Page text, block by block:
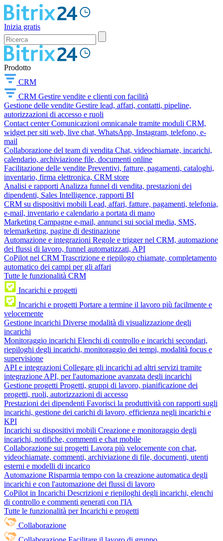
Inizia gratis
Prodotto
CRM
CRM Gestire vendite e clienti con facilità
Gestione delle vendite Gestire lead, affari, contatti, pipeline,
autorizzazioni di accesso e ruoli
Contact center Comunicazioni omnicanale tramite moduli CRM,
widget per siti web, live chat, WhatsApp, Instagram, telefono, e-
mail
Collaborazione del team di vendita Chat, videochiamate, incarichi,
calendario, archiviazione file, documenti online
Facilitazione delle vendite Preventivi, fatture, pagamenti, cataloghi,
inventario, firma elettronica, CRM store
Analisi e rapporti Analizza funnel di vendita, prestazioni dei
dipendenti, Sales Intelligence, rapporti BI
CRM su dispositivi mobili Lead, affari, fatture, pagamenti, telefonia,
e-mail, inventario e calendario a portata di mano
Marketing Campagne e-mail, annunci sui social media, SMS,
telemarketing, pagine di destinazione
Automazione e integrazioni Regole e trigger nel CRM, automazione
dei flussi di lavoro, funnel automatizzati, API
CoPilot nel CRM Trascrizione e riepilogo chiamate, completamento
automatico dei campi per gli affari
Tutte le funzionalità CRM
Incarichi e progetti
Incarichi e progetti Portare a termine il lavoro più facilmente e
velocemente
Gestione incarichi Diverse modalità di visualizzazione degli
incarichi
Monitoraggio incarichi Elenchi di controllo e incarichi secondari,
riepiloghi degli incarichi, monitoraggio dei tempi, modalità focus e
supervisione
API e integrazioni Collegare gli incarichi ad altri servizi tramite
integrazione API, per l'automazione avanzata degli incarichi
Gestione progetti Progetti, gruppi di lavoro, pianificazione dei
progetti, ruoli, autorizzazioni di accesso
Prestazioni dei dipendenti Favorisci la produttività con rapporti sugli
incarichi, gestione dei carichi di lavoro, efficienza negli incarichi e
KPI
Incarichi su dispositivi mobili Creazione e monitoraggio degli
incarichi, notifiche, commenti e chat mobile
Collaborazione sui progetti Lavora più velocemente con chat,
videochiamate, commenti, archiviazione di file, documenti, utenti
esterni e modelli di incarico
Automazione Risparmia tempo con la creazione automatica degli
incarichi e con l'automazione dei flussi di lavoro
CoPilot in Incarichi Descrizioni e riepiloghi degli incarichi, elenchi
di controllo e commenti generati con l'IA
Tutte le funzionalità per Incarichi e progetti
Collaborazione